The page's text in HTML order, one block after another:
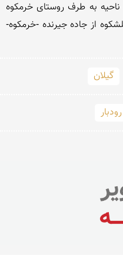
خلشکوه از جاده جیرنده -خرمکوه-
گیلان
رودبار